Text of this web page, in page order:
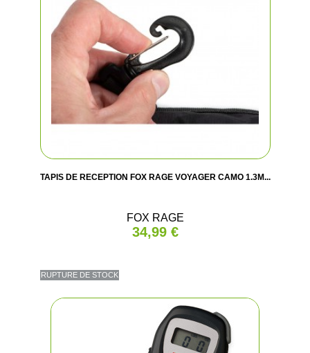
TAPIS DE RECEPTION FOX RAGE VOYAGER CAMO 1.3M...
FOX RAGE
34,99 €
RUPTURE DE STOCK